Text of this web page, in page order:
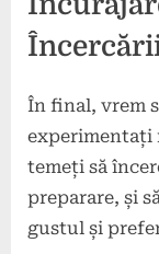
În final, vrem
experimentați
temeți să
preparare, și
gustul și